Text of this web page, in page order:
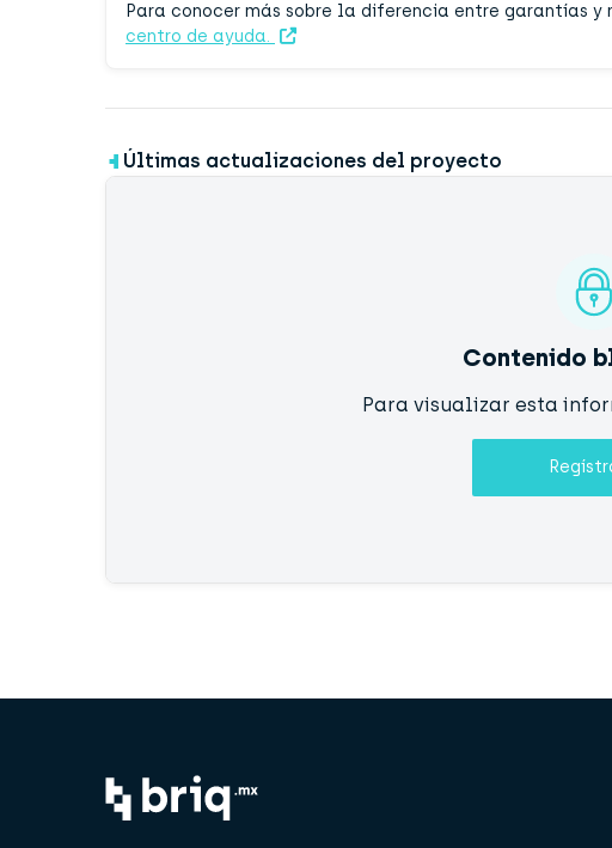
Para conocer más sobre la diferencia entre garantías y
centro de ayuda.
Últimas actualizaciones del proyecto
Contenido
Para visualizar esta